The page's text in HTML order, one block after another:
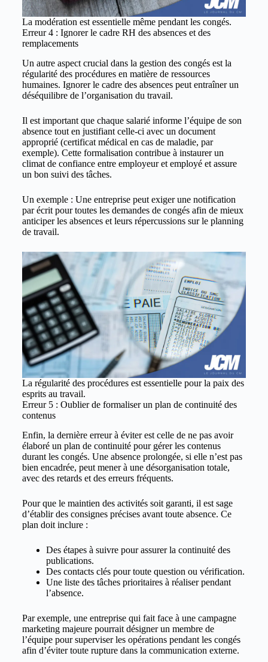
La modération est essentielle même pendant les congés.
Erreur 4 : Ignorer le cadre RH des absences et des
remplacements
Un autre aspect crucial dans la gestion des congés est la
régularité des procédures en matière de ressources
humaines. Ignorer le cadre des absences peut entraîner un
déséquilibre de l’organisation du travail.
Il est important que chaque salarié informe l’équipe de son
absence tout en justifiant celle-ci avec un document
approprié (certificat médical en cas de maladie, par
exemple). Cette formalisation contribue à instaurer un
climat de confiance entre employeur et employé et assure
un bon suivi des tâches.
Un exemple : Une entreprise peut exiger une notification
par écrit pour toutes les demandes de congés afin de mieux
anticiper les absences et leurs répercussions sur le planning
de travail.
La régularité des procédures est essentielle pour la paix des
esprits au travail.
Erreur 5 : Oublier de formaliser un plan de continuité des
contenus
Enfin, la dernière erreur à éviter est celle de ne pas avoir
élaboré un plan de continuité pour gérer les contenus
durant les congés. Une absence prolongée, si elle n’est pas
bien encadrée, peut mener à une désorganisation totale,
avec des retards et des erreurs fréquents.
Pour que le maintien des activités soit garanti, il est sage
d’établir des consignes précises avant toute absence. Ce
plan doit inclure :
Des étapes à suivre pour assurer la continuité des
publications.
Des contacts clés pour toute question ou vérification.
Une liste des tâches prioritaires à réaliser pendant
l’absence.
Par exemple, une entreprise qui fait face à une campagne
marketing majeure pourrait désigner un membre de
l’équipe pour superviser les opérations pendant les congés
afin d’éviter toute rupture dans la communication externe.